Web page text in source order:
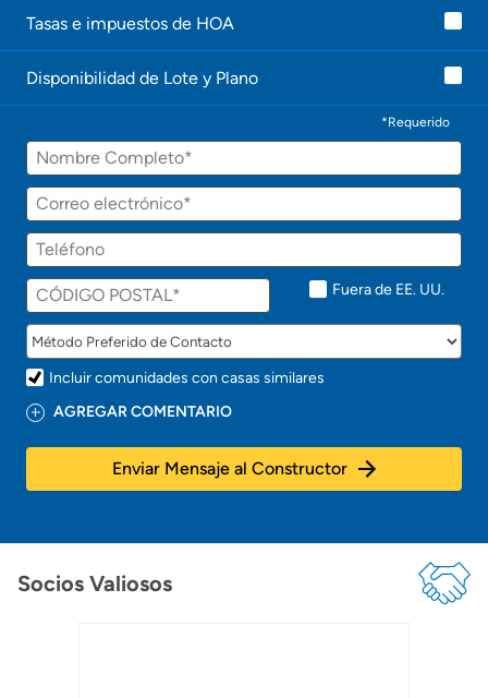
Tasas e impuestos de HOA
Disponibilidad de Lote y Plano
*Requerido
Fuera de EE. UU.
Incluir comunidades con casas similares
AGREGAR COMENTARIO
Enviar Mensaje al Constructor
Socios Valiosos